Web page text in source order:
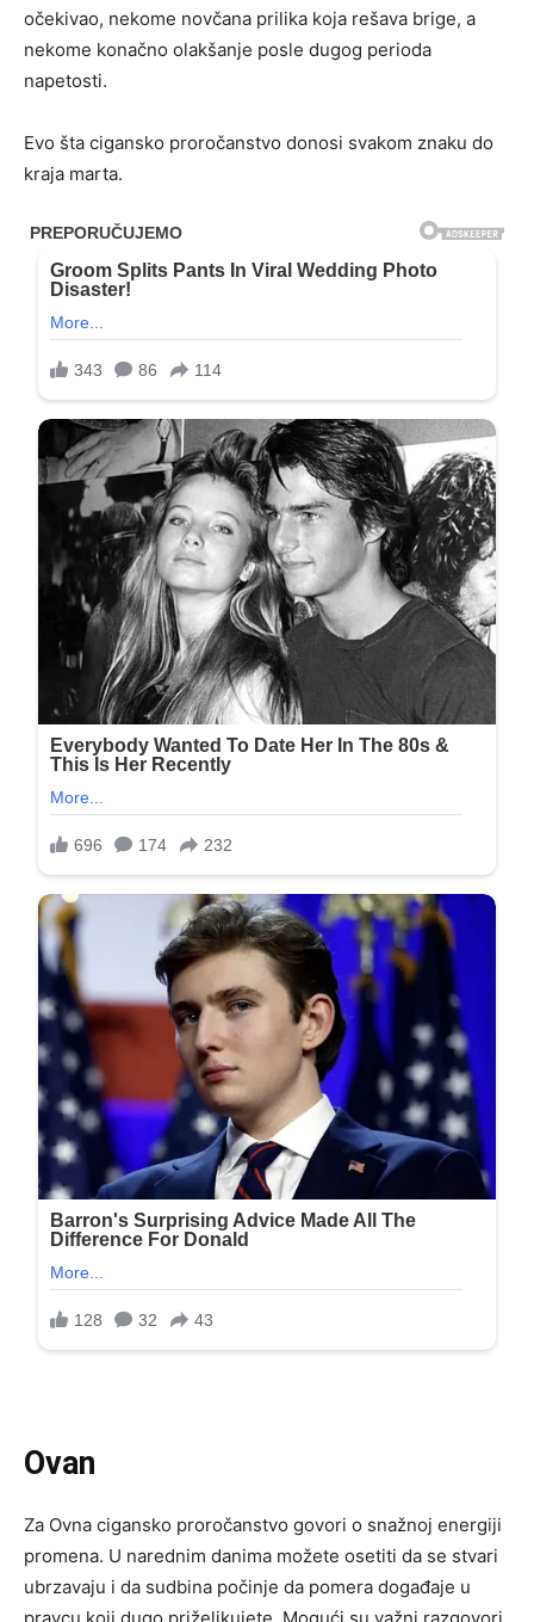
očekivao, nekome novčana prilika koja rešava brige, a
nekome konačno olakšanje posle dugog perioda
napetosti.
Evo šta cigansko proročanstvo donosi svakom znaku do
kraja marta.
Ovan
Za Ovna cigansko proročanstvo govori o snažnoj energiji
promena. U narednim danima možete osetiti da se stvari
ubrzavaju i da sudbina počinje da pomera događaje u